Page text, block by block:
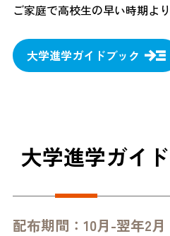
ご家庭で高校生の早い時期よ
大学進学ガイドブック
大学進学ガイ
配布期間：10月-翌年2月